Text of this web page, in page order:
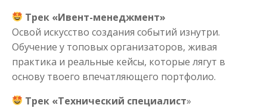
Трек «Ивент-менеджмент»
Освой искусство создания событий изнутри.
Обучение у топовых организаторов, живая
практика и реальные кейсы, которые лягут в
основу твоего впечатляющего портфолио.
Трек «Технический специалист»